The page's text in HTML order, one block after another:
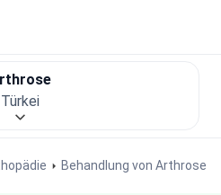
Behandlung von Arthrose
Türkei